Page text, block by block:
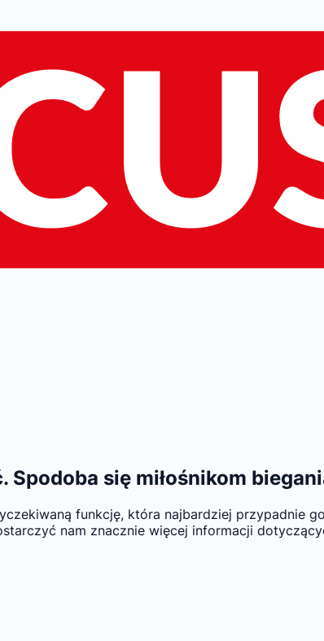
się miłośnikom
funkcję, która najbardziej przypadnie
nam znacznie więcej informacji